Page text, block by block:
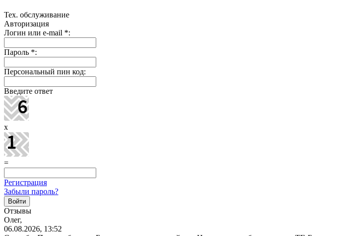
Тех. обслуживание
Авторизация
Логин или e-mail *:
Пароль *:
Персональный пин код:
Введите ответ
x
=
Регистрация
Забыли пароль?
Отзывы
Олег,
06.08.2026, 13:52